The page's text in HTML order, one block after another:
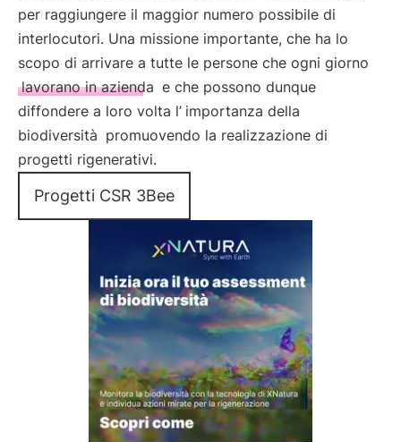
per raggiungere il maggior numero possibile di
interlocutori. Una missione importante, che ha lo
scopo di arrivare a tutte le persone che ogni giorno
lavorano in azienda e che possono dunque
diffondere a loro volta l’ importanza della
biodiversità promuovendo la realizzazione di
progetti rigenerativi.
Progetti CSR 3Bee